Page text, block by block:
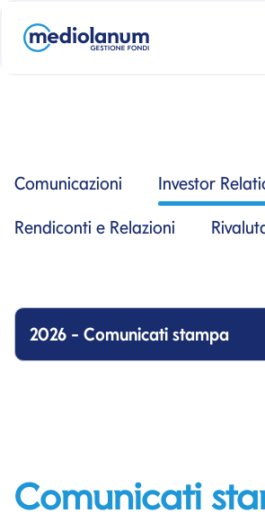
Salta al contenuto
Comunicazioni Investor
Rendiconti e Relazioni
2026 - Comunicati stampa
Comunicati